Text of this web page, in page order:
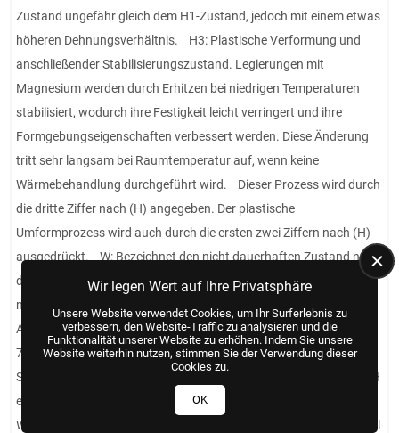
Zustand ungefähr gleich dem H1-Zustand, jedoch mit einem etwas
höheren Dehnungsverhältnis. H3: Plastische Verformung und
anschließender Stabilisierungszustand. Legierungen mit
Magnesium werden durch Erhitzen bei niedrigen Temperaturen
stabilisiert, wodurch ihre Festigkeit leicht verringert und ihre
Formgebungseigenschaften verbessert werden. Diese Änderung
tritt sehr langsam bei Raumtemperatur auf, wenn keine
Wärmebehandlung durchgeführt wird. Dieser Prozess wird durch
die dritte Ziffer nach (H) angegeben. Der plastische
Umformprozess wird auch durch die ersten zwei Ziffern nach (H)
ausgedrückt. W: Bezeichnet den nicht dauerhaften Zustand nach
der Lösungsglühbehandlung. Dieser Zustand wird aufgrund der
natürlichen Alterung angegeben, die durch Angabe der
Alterungszeit festgelegt ist. Zum Beispiel 2024 W (1/2 Stunde),
7075 W (2 Monate) usw. I: Bezeichnet Wärmebehandlungen zur
Stabilisierung der Struktur, die nicht durch die Zustände F, O oder H
erreicht werden können. Dieser Buchstabe gibt die
Wärmebehandlung an, die angewendet wird, um die Struktur stabil
Wir legen Wert auf Ihre Privatsphäre
Unsere Website verwendet Cookies, um Ihr Surferlebnis zu
verbessern, den Website-Traffic zu analysieren und die
Funktionalität unserer Website zu erhöhen. Indem Sie unsere
Website weiterhin nutzen, stimmen Sie der Verwendung dieser
Cookies zu.
OK